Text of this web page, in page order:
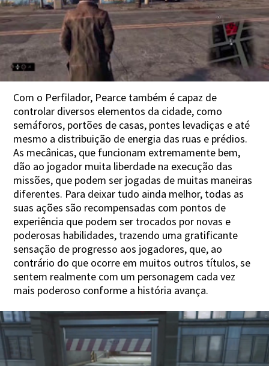
Com o Perfilador, Pearce também é capaz de
controlar diversos elementos da cidade, como
semáforos, portões de casas, pontes levadiças e até
mesmo a distribuição de energia das ruas e prédios.
As mecânicas, que funcionam extremamente bem,
dão ao jogador muita liberdade na execução das
missões, que podem ser jogadas de muitas maneiras
diferentes. Para deixar tudo ainda melhor, todas as
suas ações são recompensadas com pontos de
experiência que podem ser trocados por novas e
poderosas habilidades, trazendo uma gratificante
sensação de progresso aos jogadores, que, ao
contrário do que ocorre em muitos outros títulos, se
sentem realmente com um personagem cada vez
mais poderoso conforme a história avança.